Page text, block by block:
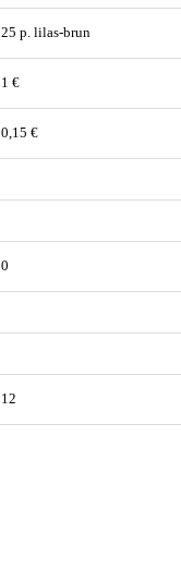
25 p. lilas-brun
1 €
0,15 €
0
12